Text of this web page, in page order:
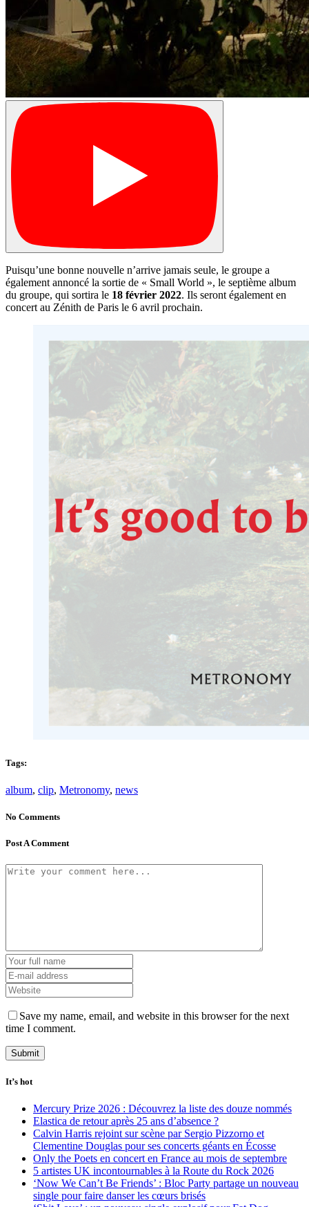
Puisqu’une bonne nouvelle n’arrive jamais seule, le groupe a
également annoncé la sortie de « Small World », le septième album
du groupe, qui sortira le 18 février 2022. Ils seront également en
concert au Zénith de Paris le 6 avril prochain.
Tags:
album, clip, Metronomy, news
No Comments
Post A Comment
Save my name, email, and website in this browser for the next
time I comment.
It’s hot
Mercury Prize 2026 : Découvrez la liste des douze nommés
Elastica de retour après 25 ans d’absence ?
Calvin Harris rejoint sur scène par Sergio Pizzorno et
Clementine Douglas pour ses concerts géants en Écosse
Only the Poets en concert en France au mois de septembre
5 artistes UK incontournables à la Route du Rock 2026
‘Now We Can’t Be Friends’ : Bloc Party partage un nouveau
single pour faire danser les cœurs brisés